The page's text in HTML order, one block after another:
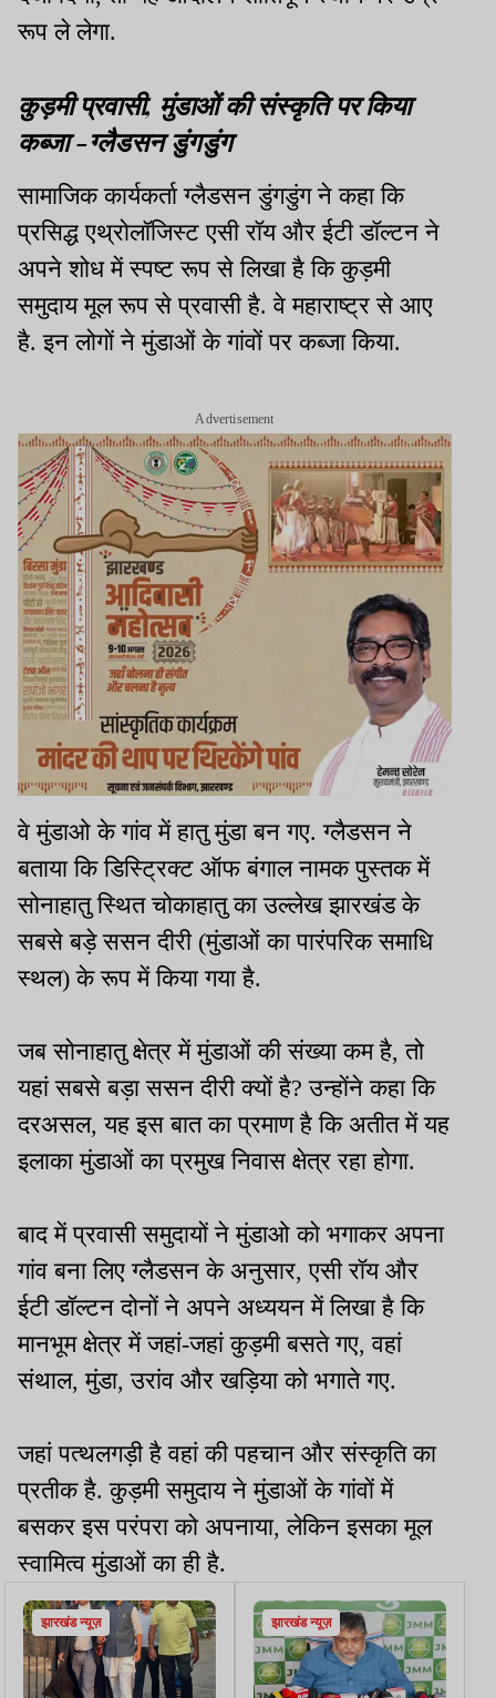
रूप ले लेगा.
कुड़मी प्रवासी, मुंडाओं की संस्कृति पर किया
कब्जा -ग्लैडसन डुंगडुंग
सामाजिक कार्यकर्ता ग्लैडसन डुंगडुंग ने कहा कि
प्रसिद्ध एथ्रोलॉजिस्ट एसी रॉय और ईटी डॉल्टन ने
अपने शोध में स्पष्ट रूप से लिखा है कि कुड़मी
समुदाय मूल रूप से प्रवासी है. वे महाराष्ट्र से आए
है. इन लोगों ने मुंडाओं के गांवों पर कब्जा किया.
Advertisement
वे मुंडाओ के गांव में हातु मुंडा बन गए. ग्लैडसन ने
बताया कि डिस्ट्रिक्ट ऑफ बंगाल नामक पुस्तक में
सोनाहातु स्थित चोकाहातु का उल्लेख झारखंड के
सबसे बड़े ससन दीरी (मुंडाओं का पारंपरिक समाधि
स्थल) के रूप में किया गया है.
जब सोनाहातु क्षेत्र में मुंडाओं की संख्या कम है, तो
यहां सबसे बड़ा ससन दीरी क्यों है? उन्होंने कहा कि
दरअसल, यह इस बात का प्रमाण है कि अतीत में यह
इलाका मुंडाओं का प्रमुख निवास क्षेत्र रहा होगा.
बाद में प्रवासी समुदायों ने मुंडाओ को भगाकर अपना
गांव बना लिए ग्लैडसन के अनुसार, एसी रॉय और
ईटी डॉल्टन दोनों ने अपने अध्ययन में लिखा है कि
मानभूम क्षेत्र में जहां-जहां कुड़मी बसते गए, वहां
संथाल, मुंडा, उरांव और खड़िया को भगाते गए.
जहां पत्थलगड़ी है वहां की पहचान और संस्कृति का
प्रतीक है. कुड़मी समुदाय ने मुंडाओं के गांवों में
बसकर इस परंपरा को अपनाया, लेकिन इसका मूल
स्वामित्व मुंडाओं का ही है.
झारखंड न्यूज़ झारखंड न्यूज़